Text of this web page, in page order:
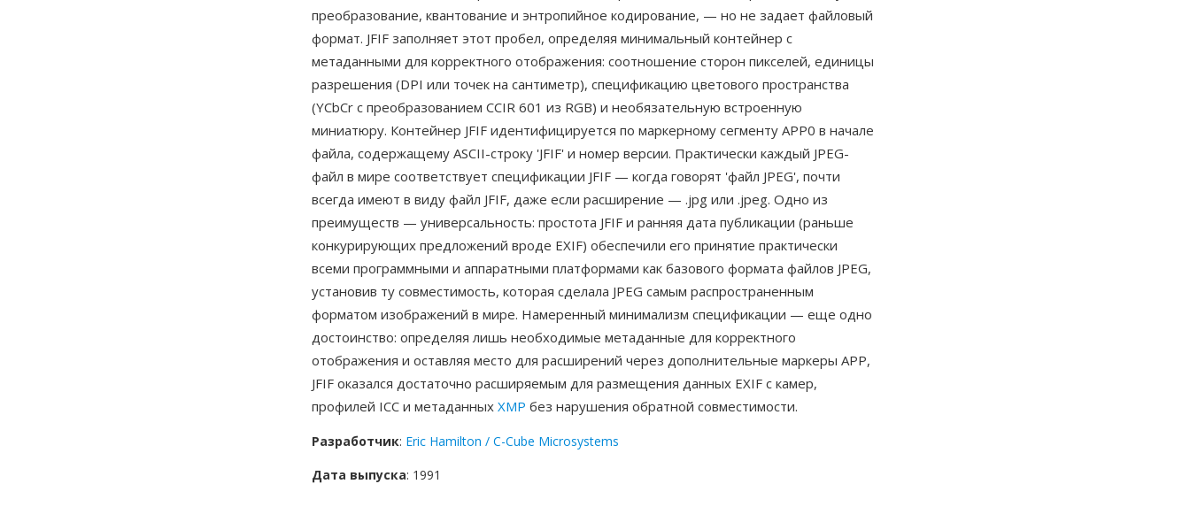
преобразование, квантование и энтропийное кодирование, — но не задает файловый
формат. JFIF заполняет этот пробел, определяя минимальный контейнер с
метаданными для корректного отображения: соотношение сторон пикселей, единицы
разрешения (DPI или точек на сантиметр), спецификацию цветового пространства
(YCbCr с преобразованием CCIR 601 из RGB) и необязательную встроенную
миниатюру. Контейнер JFIF идентифицируется по маркерному сегменту APP0 в начале
файла, содержащему ASCII-строку 'JFIF' и номер версии. Практически каждый JPEG-
файл в мире соответствует спецификации JFIF — когда говорят 'файл JPEG', почти
всегда имеют в виду файл JFIF, даже если расширение — .jpg или .jpeg. Одно из
преимуществ — универсальность: простота JFIF и ранняя дата публикации (раньше
конкурирующих предложений вроде EXIF) обеспечили его принятие практически
всеми программными и аппаратными платформами как базового формата файлов JPEG,
установив ту совместимость, которая сделала JPEG самым распространенным
форматом изображений в мире. Намеренный минимализм спецификации — еще одно
достоинство: определяя лишь необходимые метаданные для корректного
отображения и оставляя место для расширений через дополнительные маркеры APP,
JFIF оказался достаточно расширяемым для размещения данных EXIF с камер,
профилей ICC и метаданных XMP без нарушения обратной совместимости.
Разработчик: Eric Hamilton / C-Cube Microsystems
Дата выпуска: 1991